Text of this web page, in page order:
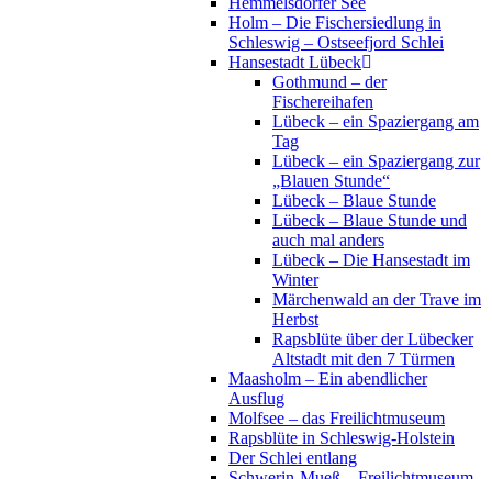
Holm – Die Fischersiedlung in
Schleswig – Ostseefjord Schlei
Hansestadt Lübeck
Gothmund – der
Fischereihafen
Lübeck – ein Spaziergang am
Tag
Lübeck – ein Spaziergang zur
„Blauen Stunde“
Lübeck – Blaue Stunde
Lübeck – Blaue Stunde und
auch mal anders
Lübeck – Die Hansestadt im
Winter
Märchenwald an der Trave im
Herbst
Rapsblüte über der Lübecker
Altstadt mit den 7 Türmen
Maasholm – Ein abendlicher
Ausflug
Molfsee – das Freilichtmuseum
Rapsblüte in Schleswig-Holstein
Der Schlei entlang